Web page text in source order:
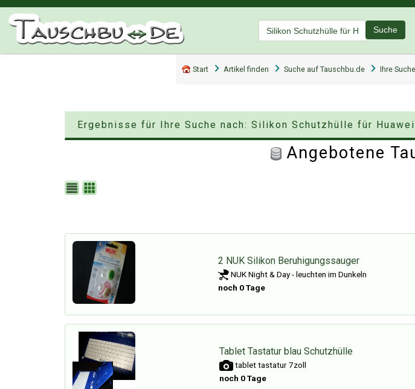
Suche
Start Artikel finden Suche auf Tauschbu.de Ihre
Ergebnisse für Ihre Suche nach: Silikon Schutzhülle für Huawei
Angebotene
2 NUK Silikon Beruhigungssauger
NUK Night & Day - leuchten im Dunkeln
noch 0 Tage
Tablet Tastatur blau Schutzhülle
tablet tastatur 7zoll
noch 0 Tage